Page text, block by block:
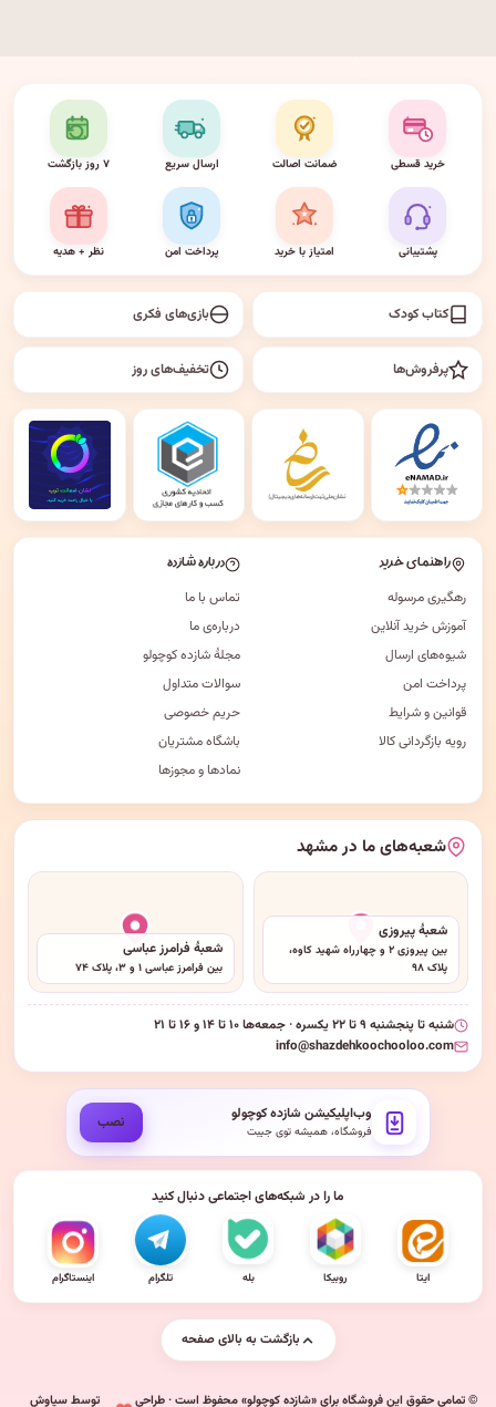
خرید قسطی ضمانت اصالت ارسال سریع ۷ روز بازگشت
پشتیبانی امتیاز با خرید پرداخت امن نظر + هدیه
کتاب کودک بازی‌های فکری
پرفروش‌ها تخفیف‌های روز
راهنمای خرید
رهگیری مرسوله
آموزش خرید آنلاین
شیوه‌های ارسال
پرداخت امن
قوانین و شرایط
رویه بازگردانی کالا
درباره شازده
تماس با ما
درباره‌ی ما
مجلهٔ شازده کوچولو
سوالات متداول
حریم خصوصی
باشگاه مشتریان
نمادها و مجوزها
شعبه‌های ما در مشهد
شعبهٔ پیروزی
بین پیروزی ۲ و چهارراه شهید کاوه،
پلاک ۹۸
شعبهٔ فرامرز عباسی
بین فرامرز عباسی ۱ و ۳، پلاک ۷۴
شنبه تا پنجشنبه ۹ تا ۲۲ یکسره · جمعه‌ها ۱۰ تا ۱۴ و ۱۶ تا ۲۱
info@shazdehkoochooloo.com
وب‌اپلیکیشن شازده کوچولو
فروشگاه، همیشه توی جیبت نصب
ما را در شبکه‌های اجتماعی دنبال کنید
ایتا روبیکا بله تلگرام اینستاگرام
بازگشت به بالای صفحه
© تمامی حقوق این فروشگاه برای «شازده کوچولو» محفوظ است · طراحی توسط سیاوش